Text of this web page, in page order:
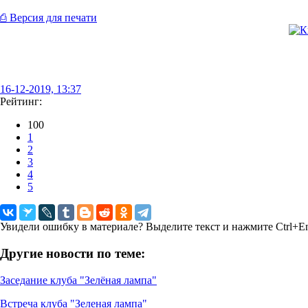
⎙ Версия для печати
16-12-2019, 13:37
Рейтинг:
100
1
2
3
4
5
Увидели ошибку в материале? Выделите текст и нажмите
Другие новости по теме:
Заседание клуба "Зелёная лампа"
Встреча клуба "Зеленая лампа"